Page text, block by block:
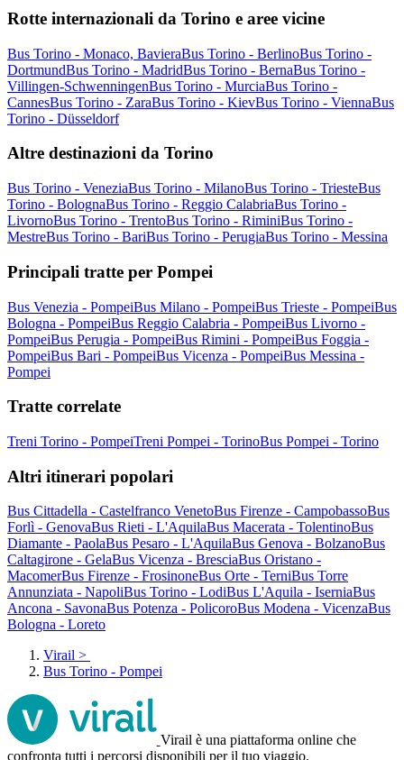
Rotte internazionali da Torino e aree vicine
Bus Torino - Monaco, BavieraBus Torino - BerlinoBus Torino -
DortmundBus Torino - MadridBus Torino - BernaBus Torino -
Villingen-SchwenningenBus Torino - MurciaBus Torino -
CannesBus Torino - ZaraBus Torino - KievBus Torino - ViennaBus
Torino - Düsseldorf
Altre destinazioni da Torino
Bus Torino - VeneziaBus Torino - MilanoBus Torino - TriesteBus
Torino - BolognaBus Torino - Reggio CalabriaBus Torino -
LivornoBus Torino - TrentoBus Torino - RiminiBus Torino -
MestreBus Torino - BariBus Torino - PerugiaBus Torino - Messina
Principali tratte per Pompei
Bus Venezia - PompeiBus Milano - PompeiBus Trieste - PompeiBus
Bologna - PompeiBus Reggio Calabria - PompeiBus Livorno -
PompeiBus Perugia - PompeiBus Rimini - PompeiBus Foggia -
PompeiBus Bari - PompeiBus Vicenza - PompeiBus Messina -
Pompei
Tratte correlate
Treni Torino - PompeiTreni Pompei - TorinoBus Pompei - Torino
Altri itinerari popolari
Bus Cittadella - Castelfranco VenetoBus Firenze - CampobassoBus
Forlì - GenovaBus Rieti - L'AquilaBus Macerata - TolentinoBus
Diamante - PaolaBus Pesaro - L'AquilaBus Genova - BolzanoBus
Caltagirone - GelaBus Vicenza - BresciaBus Oristano -
MacomerBus Firenze - FrosinoneBus Orte - TerniBus Torre
Annunziata - NapoliBus Torino - LodiBus L'Aquila - IserniaBus
Ancona - SavonaBus Potenza - PolicoroBus Modena - VicenzaBus
Bologna - Loreto
Virail >
Bus Torino - Pompei
Virail è una piattaforma online che
confronta tutti i percorsi disponibili per il tuo viaggio.